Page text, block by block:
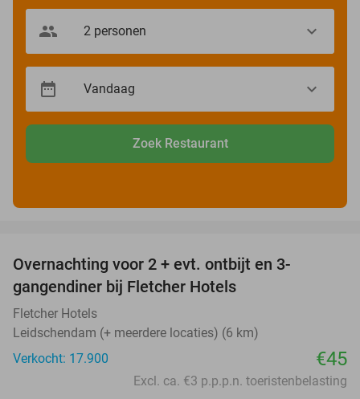
Zoek Restaurant
Overnachting voor 2 + evt. ontbijt en 3-
gangendiner bij Fletcher Hotels
Fletcher Hotels
Leidschendam (+ meerdere locaties) (6 km)
Verkocht: 17.900
€45
Excl. ca. €3 p.p.p.n. toeristenbelasting